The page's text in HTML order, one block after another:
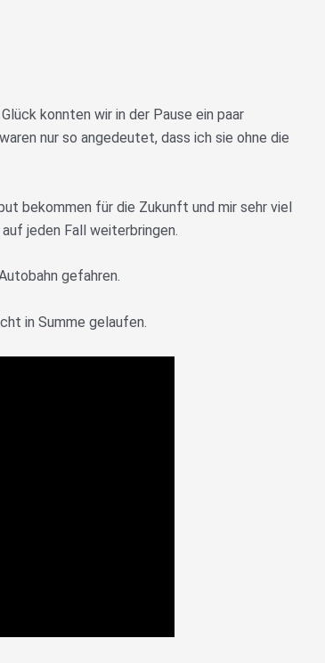
konnten wir in der Pause ein paar
nur so angedeutet, dass ich sie ohne die
bekommen für die Zukunft und mir sehr viel
jeden Fall weiterbringen.
gefahren.
in Summe gelaufen.